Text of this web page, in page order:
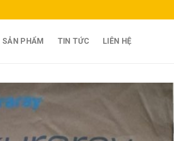
SẢN PHẨM TIN TỨC LIÊN HỆ